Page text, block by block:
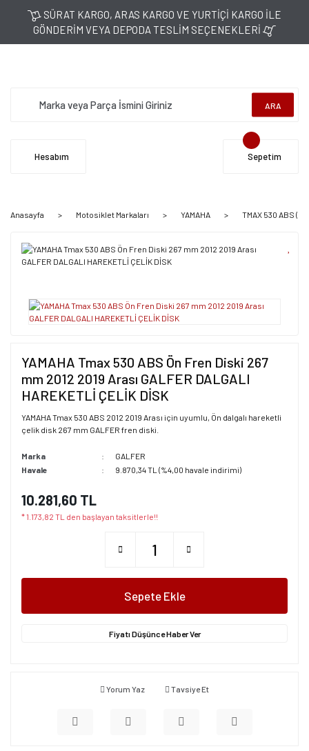
SÜRAT KARGO, ARAS KARGO VE YURTİÇİ KARGO İLE
GÖNDERİM VEYA DEPODA TESLİM SEÇENEKLERİ
ARA
Hesabım Sepetim
Anasayfa Motosiklet Markaları YAMAHA TMAX 530 ABS
YAMAHA Tmax 530 ABS Ön Fren Diski 267
mm 2012 2019 Arası GALFER DALGALI
HAREKETLİ ÇELİK DİSK
YAMAHA Tmax 530 ABS 2012 2019 Arası için uyumlu, Ön dalgalı hareketli
çelik disk 267 mm GALFER fren diski.
Marka
GALFER
Havale
9.870,34 TL (%4,00 havale indirimi)
10.281,60 TL
* 1.173,82 TL den başlayan taksitlerle!!
Sepete Ekle
Fiyatı Düşünce Haber Ver
Yorum Yaz Tavsiye Et